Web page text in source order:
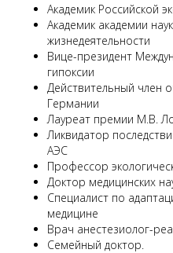
Академик Российской
Академик академии
жизнедеятельности
Вице-президент
гипоксии
Действительный член
Германии
Лауреат премии М.В.
Ликвидатор
АЭС
Профессор
Доктор медицинских
Специалист по
медицине
Врач анестезиолог-
Семейный доктор.